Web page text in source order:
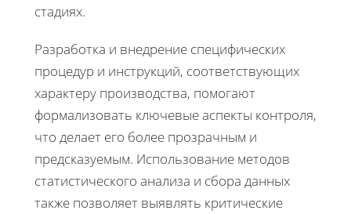
стадиях.
Разработка и внедрение специфических
процедур и инструкций, соответствующих
характеру производства, помогают
формализовать ключевые аспекты контроля,
что делает его более прозрачным и
предсказуемым. Использование методов
статистического анализа и сбора данных
также позволяет выявлять критические